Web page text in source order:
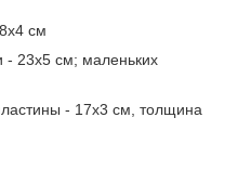
см
- 23х5 см; маленьких
- 17х3 см, толщина